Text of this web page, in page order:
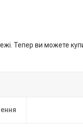
Тепер ви можете